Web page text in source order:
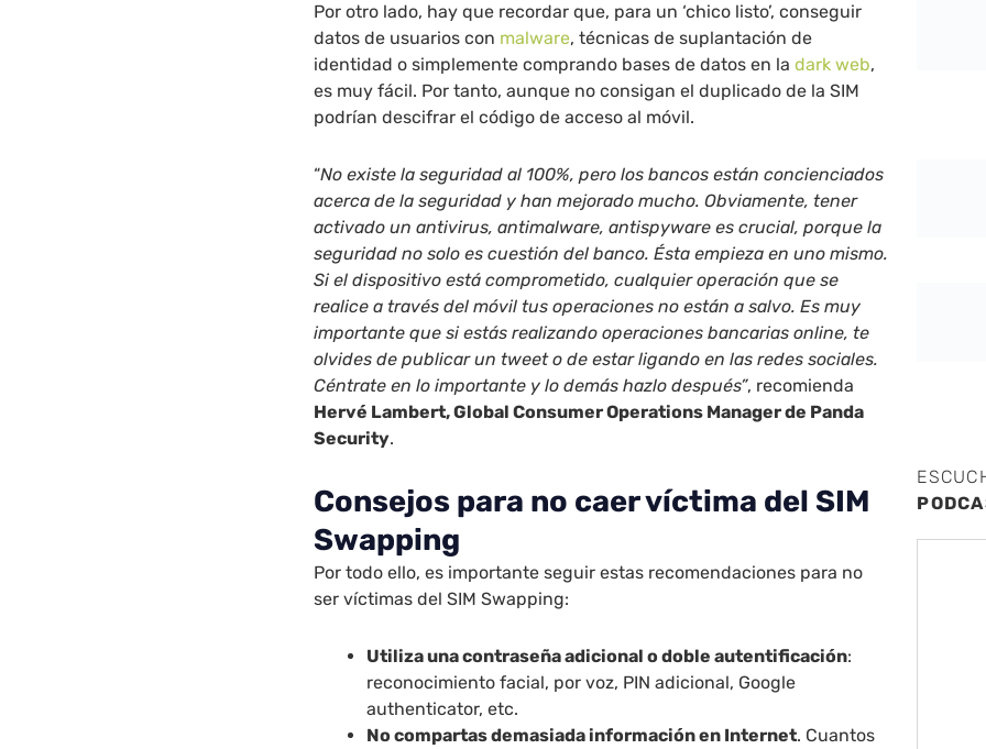
Por otro lado, hay que recordar que, para un ‘chico listo’, conseguir
datos de usuarios con malware, técnicas de suplantación de
identidad o simplemente comprando bases de datos en ladark web,
es muy fácil. Por tanto, aunque no consigan el duplicado de la SIM
podrían descifrar el código de acceso al móvil.
“No existe la seguridad al 100%, pero los bancos están concienciados
acerca de la seguridad y han mejorado mucho. Obviamente, tener
activado un antivirus, antimalware, antispyware es crucial, porque la
seguridad no solo es cuestión del banco. Ésta empieza en uno mismo.
Si el dispositivo está comprometido, cualquier operación que se
realice a través del móvil tus operaciones no están a salvo. Es muy
importante que si estás realizando operaciones bancarias online, te
olvides de publicar un tweet o de estar ligando en las redes sociales.
Céntrate en lo importante y lo demás hazlo después”, recomienda
Hervé Lambert, Global Consumer Operations Manager de Panda
Security.
Consejos para no caer víctima del SIM
Swapping
Por todo ello, es importante seguir estas recomendaciones para no
ser víctimas del SIM Swapping:
Utiliza una contraseña adicional o doble autentificación:
reconocimiento facial, por voz, PIN adicional, Google
authenticator, etc.
No compartas demasiada información en Internet. Cuantos